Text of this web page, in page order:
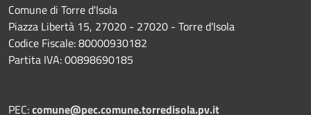
Comune di Torre d'Isola
Piazza Libertà 15, 27020 - 27020 - Torre d'Isola
Codice Fiscale: 80000930182
Partita IVA: 00898690185
PEC:comune@pec.comune.torredisola.pv.it